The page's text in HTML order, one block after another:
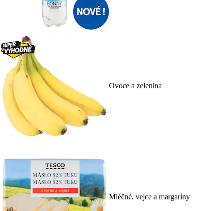
Ovoce a zelenina
Mléčné, vejce a margaríny